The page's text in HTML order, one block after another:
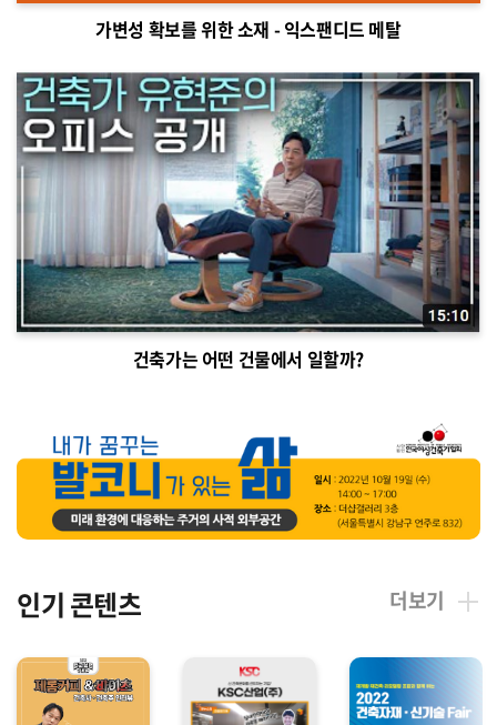
가변성 확보를 위한 소재 - 익스팬디드 메탈
건축가는 어떤 건물에서 일할까?
인기 콘텐츠 더보기